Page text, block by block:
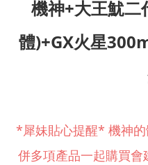
機神+大王魷二
體)+GX火星
*犀妹貼心提醒* 機神
併多項產品一起購買